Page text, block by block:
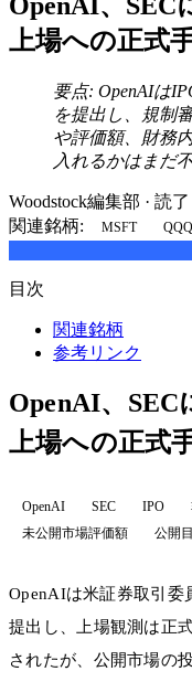
上場への正式
要点: OpenAIは
を提出し、規制
や評価額、財務
入れるかはまだ
Woodstock編集部 · 読了
関連銘柄:
MSFT QQQ
目次
関連銘柄
参考リンク
OpenAI、SEC
上場への正式
OpenAI SEC IPO
未公開市場評価額
公開
OpenAIは米証券取引委
提出し、上場観測は正
されたが、公開市場の